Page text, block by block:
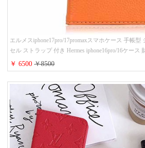
エルメスiphone17pro/17promaxスマホケース 手帳型
セル ストラップ 付き Hermes iphone16pro/16ケース
帯カバー ハイ ブランド アイフォーン15/14/13ケー
￥ 6500￥8500